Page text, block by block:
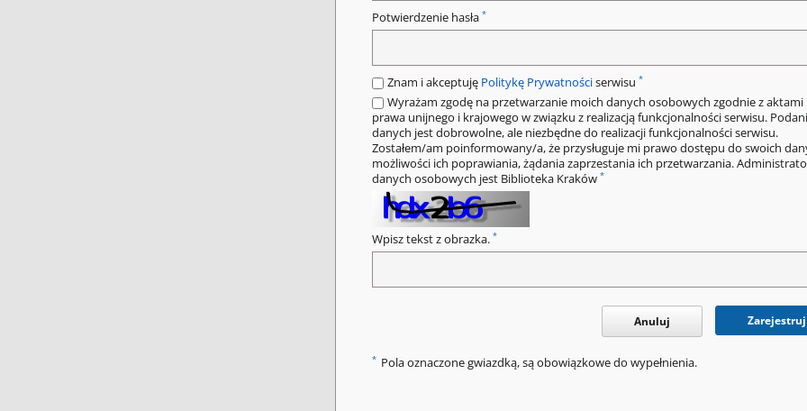
Potwierdzenie hasła *
Znam i akceptuję Politykę Prywatnościserwisu *
Wyrażam zgodę na przetwarzanie moich danych osobowych zgodnie z aktami
prawa unijnego i krajowego w związku z realizacją funkcjonalności serwisu.
danych jest dobrowolne, ale niezbędne do realizacji funkcjonalności serwisu.
Zostałem/am poinformowany/a, że przysługuje mi prawo dostępu do swoich
możliwości ich poprawiania, żądania zaprzestania ich przetwarzania.
danych osobowych jest Biblioteka Kraków *
Wpisz tekst z obrazka. *
Anuluj Zarejestruj
* Pola oznaczone gwiazdką, są obowiązkowe do wypełnienia.